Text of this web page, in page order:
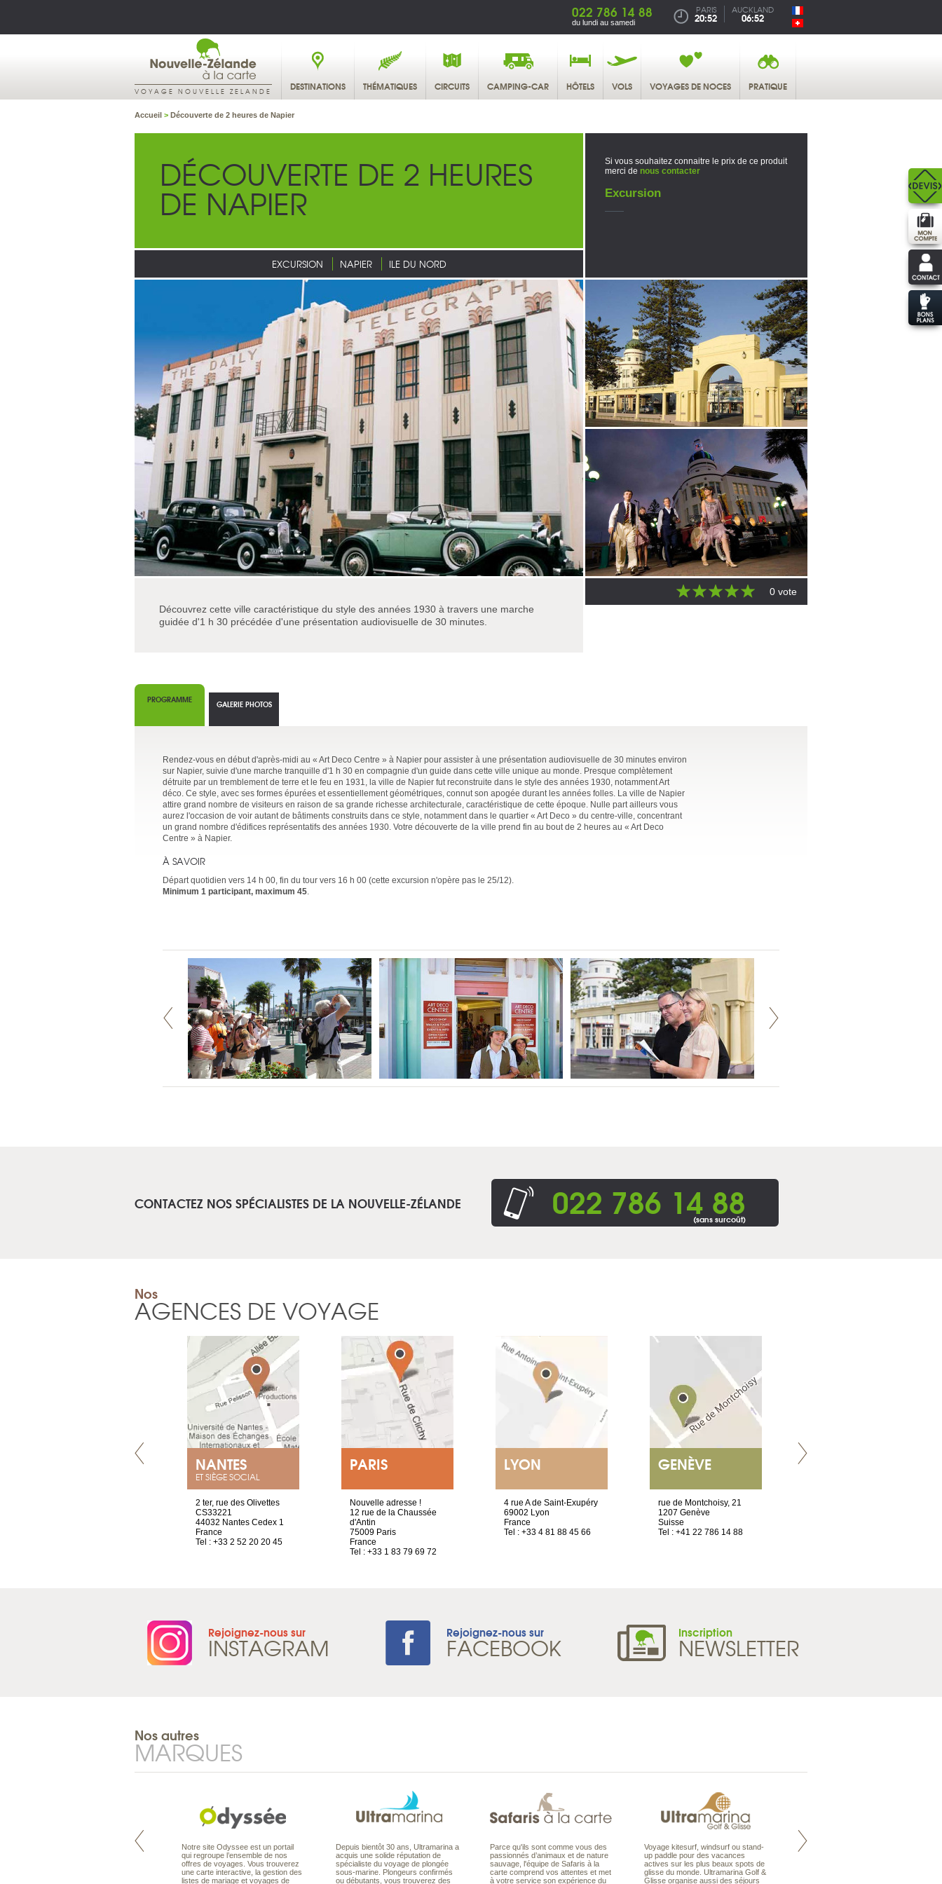
022 786 14 88
du lundi au samedi
PARIS
20:52
AUCKLAND
06:52
VOYAGE NOUVELLE ZELANDE DESTINATIONS THÉMATIQUES CIRCUITS CAMPING-CAR HÔTELS VOLS VOYAGES DE NOCES PRATIQUE
Accueil > Découverte de 2 heures de Napier
DÉCOUVERTE DE 2 HEURES
DE NAPIER
EXCURSION NAPIER ILE DU NORD
Si vous souhaitez connaitre le prix de ce produit
merci de nous contacter
Excursion
Découvrez cette ville caractéristique du style des années 1930 à travers une marche
guidée d'1 h 30 précédée d'une présentation audiovisuelle de 30 minutes.
0 vote
PROGRAMME
Rendez-vous en début d'après-midi au « Art Deco Centre » à Napier pour assister à une présentation audiovisuelle de 30 minutes environ
sur Napier, suivie d'une marche tranquille d'1 h 30 en compagnie d'un guide dans cette ville unique au monde. Presque complètement
détruite par un tremblement de terre et le feu en 1931, la ville de Napier fut reconstruite dans le style des années 1930, notamment Art
déco. Ce style, avec ses formes épurées et essentiellement géométriques, connut son apogée durant les années folles. La ville de Napier
attire grand nombre de visiteurs en raison de sa grande richesse architecturale, caractéristique de cette époque. Nulle part ailleurs vous
aurez l'occasion de voir autant de bâtiments construits dans ce style, notamment dans le quartier « Art Deco » du centre-ville, concentrant
un grand nombre d'édifices représentatifs des années 1930. Votre découverte de la ville prend fin au bout de 2 heures au « Art Deco
Centre » à Napier.
À SAVOIR
Départ quotidien vers 14 h 00, fin du tour vers 16 h 00 (cette excursion n'opère pas le 25/12).
Minimum 1 participant, maximum 45.
GALERIE PHOTOS
CONTACTEZ NOS SPÉCIALISTES DE LA NOUVELLE-ZÉLANDE 022 786 14 88
(sans surcoût)
Nos
AGENCES DE VOYAGE
NANTES
ET SIÈGE SOCIAL
2 ter, rue des Olivettes
CS33221
44032 Nantes Cedex 1
France
Tel : +33 2 52 20 20 45
PARIS
Nouvelle adresse !
12 rue de la Chaussée
d'Antin
75009 Paris
France
Tel : +33 1 83 79 69 72
LYON
4 rue A de Saint-Exupéry
69002 Lyon
France
Tel : +33 4 81 88 45 66
GENÈVE
rue de Montchoisy, 21
1207 Genève
Suisse
Tel : +41 22 786 14 88
Rejoignez-nous sur
INSTAGRAM Rejoignez-nous sur
FACEBOOK Inscription
NEWSLETTER
Nos autres
MARQUES
Pacifique à la carte est le spécialiste
Notre site Odyssee est un portail
qui regroupe l’ensemble de nos
offres de voyages. Vous trouverez
une carte interactive, la gestion des
listes de mariage et voyages de
Depuis bientôt 30 ans, Ultramarina a
acquis une solide réputation de
spécialiste du voyage de plongée
sous-marine. Plongeurs confirmés
ou débutants, vous trouverez des
Parce qu'ils sont comme vous des
passionnés d’animaux et de nature
sauvage, l'équipe de Safaris à la
carte comprend vos attentes et met
à votre service son expérience du
Voyage kitesurf, windsurf ou stand-
up paddle pour des vacances
actives sur les plus beaux spots de
glisse du monde. Ultramarina Golf &
Glisse organise aussi des séjours
Maldives à la Carte propose tous